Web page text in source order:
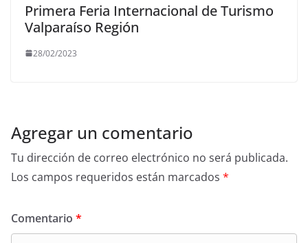
Primera Feria Internacional de Turismo
Valparaíso Región
28/02/2023
Agregar un comentario
Tu dirección de correo electrónico no será publicada.
Los campos requeridos están marcados *
Comentario *